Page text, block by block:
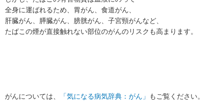
全身に運ばれるため、胃がん、食道がん、
肝臓がん、膵臓がん、膀胱がん、子宮頸がんなど、
たばこの煙が直接触れない部位のがんのリスクも高まります。
がんについては、 「気になる病気辞典：がん」 もご覧ください。